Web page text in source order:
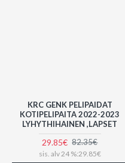
KRC GENK PELIPAIDAT
KOTIPELIPAITA 2022-2023
LYHYTHIHAINEN ,LAPSET
29.85€ 82.35€
sis. alv 24 %:29.85€